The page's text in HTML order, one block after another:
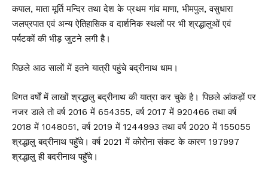
कपाल, माता मूर्ति मन्दिर तथा देश के प्रथम गांव माणा, भीमपुल, वसुधारा
जलप्रपात एवं अन्य ऐतिहासिक व दार्शनिक स्थलों पर भी श्रद्धालुओं एवं
पर्यटकों की भीड़ जुटने लगी है।
पिछले आठ सालों में इतने यात्री पहुंचे बद्रीनाथ धाम।
विगत वर्षों में लाखों श्रद्धालु बद्रीनाथ की यात्रा कर चुके है। पिछले आंकड़ों पर
नजर डाले तो वर्ष 2016 में 654355, वर्ष 2017 में 920466 तथा वर्ष
2018 में 1048051, वर्ष 2019 में 1244993 तथा वर्ष 2020 में 155055
श्रद्धालु बद्रीनाथ पहुॅचे। वर्ष 2021 में कोरोना संकट के कारण 197997
श्रद्धालु ही बदरीनाथ पहुॅचे।